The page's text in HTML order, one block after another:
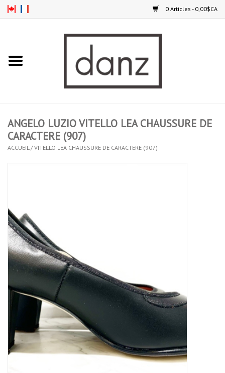
0 Articles - 0,00$CA
COLLANTS
ENFANTS
Accessoires
SPÉCIAUX- VENTE FINALE
PARTENARIAT
FAIT AU QUEBEC
ANGELO LUZIO VITELLO LEA CHAUSSURE DE
CARACTERE (907)
ACCUEIL /VITELLO LEA CHAUSSURE DE CARACTERE (907)